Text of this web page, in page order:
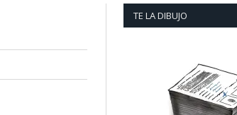
TE LA DIBUJO